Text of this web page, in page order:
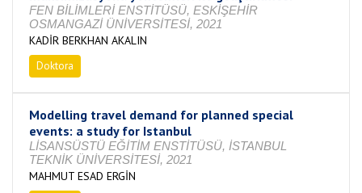
FEN BİLİMLERİ ENSTİTÜSÜ, ESKİŞEHİR
OSMANGAZİ ÜNİVERSİTESİ, 2021
KADİR BERKHAN AKALIN
Doktora
Modelling travel demand for planned special
events: a study for Istanbul
LİSANSÜSTÜ EĞİTİM ENSTİTÜSÜ, İSTANBUL
TEKNİK ÜNİVERSİTESİ, 2021
MAHMUT ESAD ERGİN